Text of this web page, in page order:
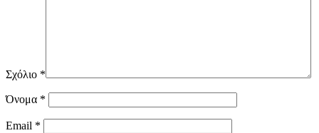
Σχόλιο *
Όνομα *
Email *